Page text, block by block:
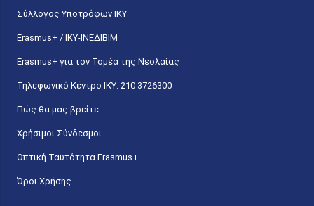
Σύλλογος Υποτρόφων ΙΚΥ
Erasmus+ / ΙΚΥ-ΙΝΕΔΙΒΙΜ
Erasmus+ για τον Τομέα της Νεολαίας
Τηλεφωνικό Κέντρο IKY: 210 3726300
Πώς θα μας βρείτε
Χρήσιμοι Σύνδεσμοι
Οπτική Ταυτότητα Erasmus+
Όροι Χρήσης